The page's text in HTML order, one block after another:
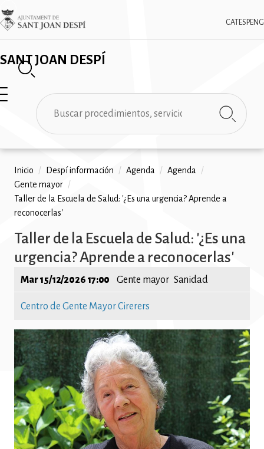
Pasar
al
contenido
SANT JOAN DESPÍ
CAT ESPENG
Imatge
✕
Buscar
Ruta
de
navegación
Inicio / Despí información / Agenda / Agenda
/
Gente mayor /
Taller de la Escuela de Salud: '¿Es una urgencia? Aprende a
reconocerlas'
Taller de la Escuela de Salud: '¿Es una
urgencia? Aprende a reconocerlas'
Mar 15/12/2026 17:00 Gente mayor Sanidad
Centro de Gente Mayor Cirerers
Imatge